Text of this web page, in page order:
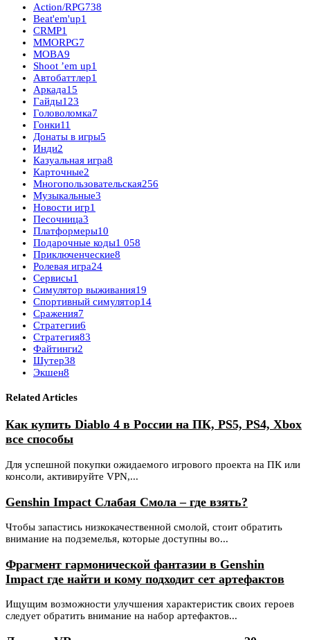
Action/RPG738
Beat'em'up1
CRMP1
MMORPG7
MOBA9
Shoot ’em up1
Автобаттлер1
Аркада15
Гайды123
Головоломка7
Гонки11
Донаты в игры5
Инди2
Казуальная игра8
Карточные2
Многопользовательская256
Музыкальные3
Новости игр1
Песочница3
Платформеры10
Подарочные коды1 058
Приключенческие8
Ролевая игра24
Сервисы1
Симулятор выживания19
Спортивный симулятор14
Сражения7
Стратегии6
Стратегия83
Файтинги2
Шутер38
Экшен8
Related Articles
Как купить Diablo 4 в России на ПК, PS5, PS4, Xbox
все способы
Для успешной покупки ожидаемого игрового проекта на ПК или
консоли, активируйте VPN,...
Genshin Impact Слабая Смола – где взять?
Чтобы запастись низкокачественной смолой, стоит обратить
внимание на подземелья, которые доступны во...
Фрагмент гармонической фантазии в Genshin
Impact где найти и кому подходит сет артефактов
Ищущим возможности улучшения характеристик своих героев
следует обратить внимание на набор артефактов...